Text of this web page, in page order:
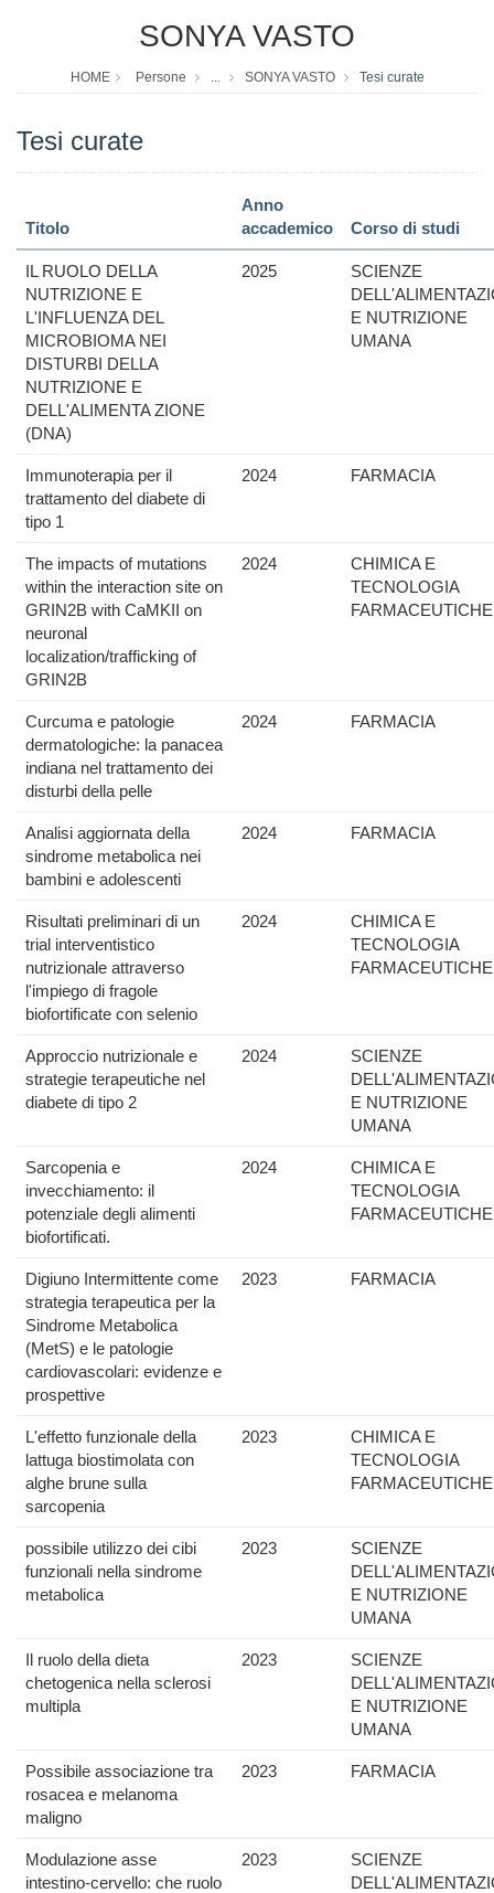
SONYA VASTO
HOME Persone ... SONYA VASTO Tesi curate
Tesi curate
Titolo
Anno
accademico
Corso di studi
IL RUOLO DELLA
NUTRIZIONE E
L'INFLUENZA DEL
MICROBIOMA NEI
DISTURBI DELLA
NUTRIZIONE E
DELL'ALIMENTA ZIONE
(DNA)
2025
SCIENZE
E NUTRIZIONE
UMANA
Immunoterapia per il
trattamento del diabete di
tipo 1
2024 FARMACIA
The impacts of mutations
within the interaction site on
GRIN2B with CaMKII on
neuronal
localization/trafficking of
GRIN2B
2024
CHIMICA E
TECNOLOGIA
FARMACEUTICHE
Curcuma e patologie
dermatologiche: la panacea
indiana nel trattamento dei
disturbi della pelle
2024 FARMACIA
Analisi aggiornata della
sindrome metabolica nei
bambini e adolescenti
2024 FARMACIA
Risultati preliminari di un
trial interventistico
nutrizionale attraverso
l'impiego di fragole
biofortificate con selenio
2024
CHIMICA E
TECNOLOGIA
FARMACEUTICHE
Approccio nutrizionale e
strategie terapeutiche nel
diabete di tipo 2
2024
SCIENZE
E NUTRIZIONE
UMANA
Sarcopenia e
invecchiamento: il
potenziale degli alimenti
biofortificati.
2024
CHIMICA E
TECNOLOGIA
FARMACEUTICHE
Digiuno Intermittente come
strategia terapeutica per la
Sindrome Metabolica
(MetS) e le patologie
cardiovascolari: evidenze e
prospettive
2023 FARMACIA
L'effetto funzionale della
lattuga biostimolata con
alghe brune sulla
sarcopenia
2023
CHIMICA E
TECNOLOGIA
FARMACEUTICHE
possibile utilizzo dei cibi
funzionali nella sindrome
metabolica
2023
SCIENZE
E NUTRIZIONE
UMANA
Il ruolo della dieta
chetogenica nella sclerosi
multipla
2023
SCIENZE
E NUTRIZIONE
UMANA
Possibile associazione tra
rosacea e melanoma
maligno
2023 FARMACIA
Modulazione asse
intestino-cervello: che ruolo
2023
SCIENZE